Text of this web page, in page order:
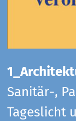
Sanitär-,
Tageslicht